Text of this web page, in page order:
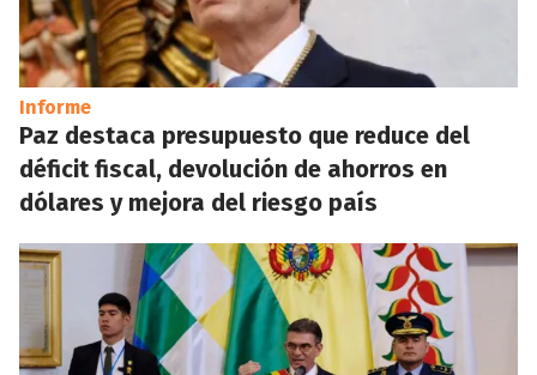
Informe
Paz destaca presupuesto que reduce del
déficit fiscal, devolución de ahorros en
dólares y mejora del riesgo país